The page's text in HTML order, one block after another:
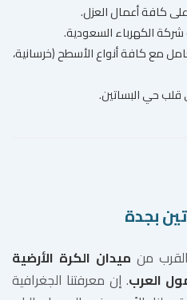
الكهرباء السعودية.
مع كافة أنواع الأسطح (خرسانية،
قلب حي البساتين.
بجدة
من ميدان الكرة الأرضية
العرب. إن معرفتنا الجغرافية